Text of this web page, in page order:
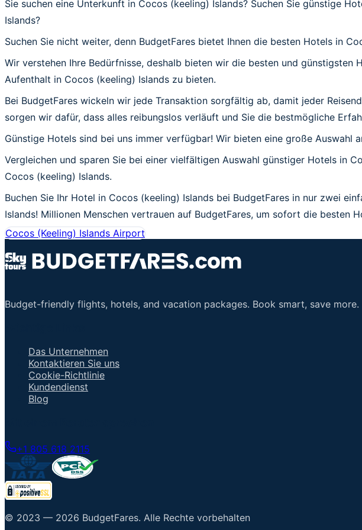
Sie suchen eine Unterkunft in Cocos (keeling) Islands? Suchen Sie günstige
Islands?
Suchen Sie nicht weiter, denn BudgetFares bietet Ihnen die besten Hotels in
Wir verstehen Ihre Bedürfnisse, deshalb bieten wir die besten und günstigsten
Aufenthalt in Cocos (keeling) Islands zu bieten.
Bei BudgetFares wickeln wir jede Transaktion sorgfältig ab, damit jeder
sorgen wir dafür, dass alles reibungslos verläuft und Sie die bestmögliche
Günstige Hotels sind bei uns immer verfügbar! Wir bieten eine große Auswahl
Vergleichen und sparen Sie bei einer vielfältigen Auswahl günstiger Hotels in
Cocos (keeling) Islands.
Buchen Sie Ihr Hotel in Cocos (keeling) Islands bei BudgetFares in nur zwei
Islands! Millionen Menschen vertrauen auf BudgetFares, um sofort die besten
Cocos (Keeling) Islands Airport
Budget-friendly flights, hotels, and vacation packages. Book smart, save more.
Das Unternehmen
Kontaktieren Sie uns
Cookie-Richtlinie
Kundendienst
Blog
+1 805 618 2115
© 2023 — 2026 BudgetFares. Alle Rechte vorbehalten